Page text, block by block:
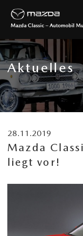
Aktuelles
28.11.2019
Mazda
liegt vor!